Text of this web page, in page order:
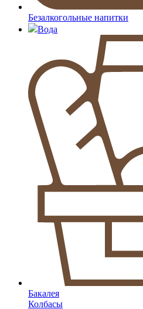
Безалкогольные напитки
Вода
Бакалея
Колбасы